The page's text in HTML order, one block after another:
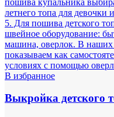
В избранное
Выкройка детского